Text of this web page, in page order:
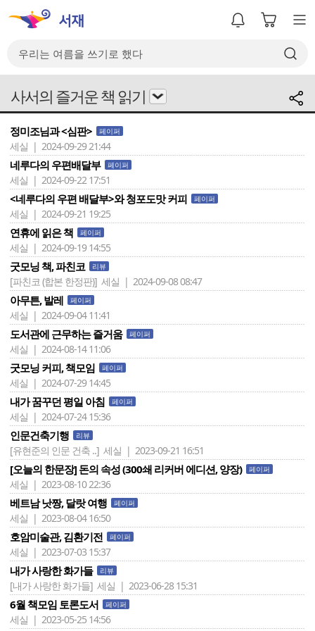
사서의 즐거운 책 읽기
정미조님과 <심판> 페이퍼
세실 | 2024-09-29 21:44
네루다의 우편배달부 페이퍼
세실 | 2024-09-22 17:51
<네루다의 우편 배달부>와 청포도맛 커피 페이퍼
세실 | 2024-09-21 19:25
연휴에 읽은 책 페이퍼
세실 | 2024-09-19 14:55
굿모닝 책, 파친코 리뷰
[파친코 (합본 한정판)] 세실 | 2024-09-08 08:47
아무튼, 발레 페이퍼
세실 | 2024-09-04 11:41
도서관에 근무하는 즐거움 페이퍼
세실 | 2024-08-14 11:06
굿모닝 커피, 책모임 페이퍼
세실 | 2024-07-29 14:45
내가 꿈꾸던 평일 아침 페이퍼
세실 | 2024-07-24 15:36
인문건축기행 리뷰
[유현준의 인문 건축 ..] 세실 | 2023-09-21 16:51
[오늘의 한문장] 돈의 속성 (300쇄 리커버 에디션, 양장) 페이퍼
세실 | 2023-08-10 22:36
베트남 낫짱, 달랏 여행 페이퍼
세실 | 2023-08-04 16:50
호암미술관, 김환기전 페이퍼
세실 | 2023-07-03 15:37
내가 사랑한 화가들 리뷰
[내가 사랑한 화가들] 세실 | 2023-06-28 15:31
6월 책모임 토론도서 페이퍼
세실 | 2023-05-25 14:56